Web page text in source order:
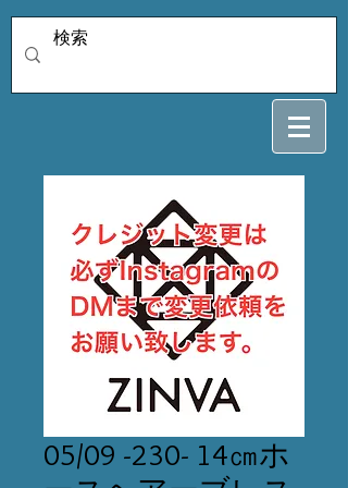
05/09 -230- 14㎝ホ